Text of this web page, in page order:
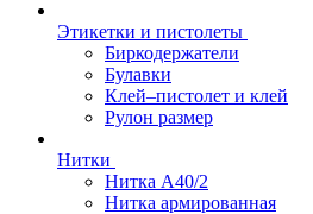
Этикетки и пистолеты
Биркодержатели
Булавки
Клей–пистолет и клей
Рулон размер
Нитки
Нитка А40/2
Нитка армированная